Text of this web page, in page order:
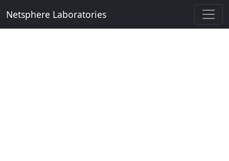
Netsphere Laboratories